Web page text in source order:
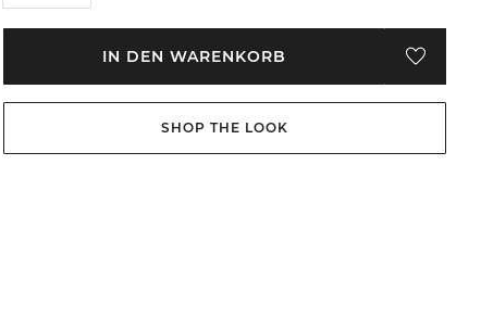
IN DEN WARENKORB
SHOP THE LOOK